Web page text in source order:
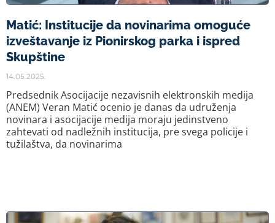
Matić: Institucije da novinarima omoguće
izveštavanje iz Pionirskog parka i ispred
Skupštine
14.05.2025.
Predsednik Asocijacije nezavisnih elektronskih medija
(ANEM) Veran Matić ocenio je danas da udruženja
novinara i asocijacije medija moraju jedinstveno
zahtevati od nadležnih institucija, pre svega policije i
tužilaštva, da novinarima